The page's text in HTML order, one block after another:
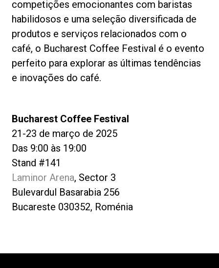
competições emocionantes com baristas
habilidosos e uma seleção diversificada de
produtos e serviços relacionados com o
café, o Bucharest Coffee Festival é o evento
perfeito para explorar as últimas tendências
e inovações do café.
Bucharest Coffee Festival
21-23 de março de 2025
Das 9:00 às 19:00
Stand #141
Laminor Arena, Sector 3
Bulevardul Basarabia 256
Bucareste 030352, Roménia